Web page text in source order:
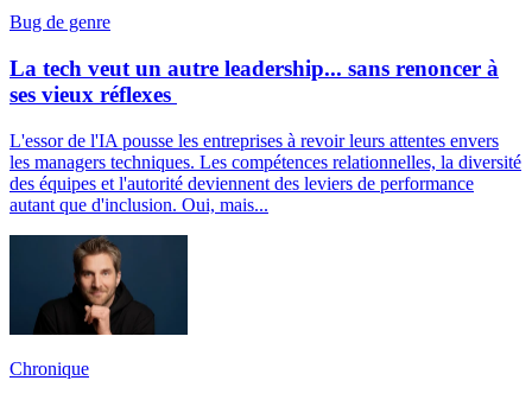
Bug de genre
La tech veut un autre leadership... sans renoncer à
ses vieux réflexes
L'essor de l'IA pousse les entreprises à revoir leurs attentes envers
les managers techniques. Les compétences relationnelles, la diversité
des équipes et l'autorité deviennent des leviers de performance
autant que d'inclusion. Oui, mais...
Chronique